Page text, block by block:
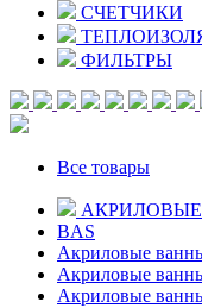
СЧЕТЧИКИ
ФИЛЬТРЫ
Все товары
BAS
Акриловые
Акриловые
Акриловые